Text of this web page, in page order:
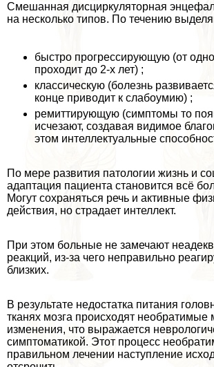
Смешанная дисциркуляторная
на несколько типов. По течению
быстро прогрессирующую (от
проходит до 2-х лет) ;
классическую (болезнь
конце приводит к слабоумию) ;
ремиттирующую (симптомы то
исчезают, создавая видимое
этом интеллектуальные
По мере развития патологии жизнь и
адаптация пациента становится всё
Могут сохраняться речь и активные
действия, но страдает интеллект.
При этом больные не замечают
реакций, из-за чего неправильно
близких.
В результате недостатка питания
тканях мозга происходят необратимые
изменения, что выражается
симптоматикой. Этот процесс
правильном лечении наступление